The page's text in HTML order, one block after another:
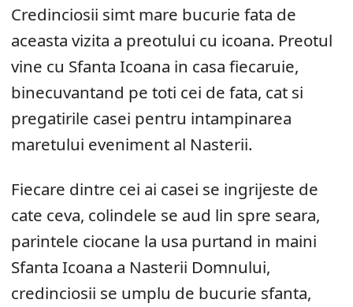
Credinciosii simt mare bucurie fata de
aceasta vizita a preotului cu icoana. Preotul
vine cu Sfanta Icoana in casa fiecaruie,
binecuvantand pe toti cei de fata, cat si
pregatirile casei pentru intampinarea
maretului eveniment al Nasterii.
Fiecare dintre cei ai casei se ingrijeste de
cate ceva, colindele se aud lin spre seara,
parintele ciocane la usa purtand in maini
Sfanta Icoana a Nasterii Domnului,
credinciosii se umplu de bucurie sfanta,